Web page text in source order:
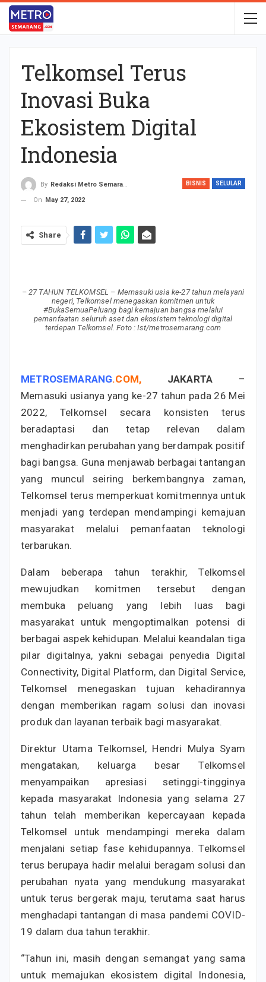
Telkomsel Terus
Inovasi Buka
Ekosistem Digital
Indonesia
BISNIS SELULAR
By Redaksi Metro Semarang
On
May 27, 2022
Share
– 27 TAHUN TELKOMSEL – Memasuki usia ke-27 tahun melayani
negeri, Telkomsel menegaskan komitmen untuk
#BukaSemuaPeluang bagi kemajuan bangsa melalui
pemanfaatan seluruh aset dan ekosistem teknologi digital
terdepan Telkomsel. Foto : Ist/metrosemarang.com
METROSEMARANG.COM, JAKARTA –
Memasuki usianya yang ke-27 tahun pada 26 Mei
2022, Telkomsel secara konsisten terus
beradaptasi dan tetap relevan dalam
menghadirkan perubahan yang berdampak positif
bagi bangsa. Guna menjawab berbagai tantangan
yang muncul seiring berkembangnya zaman,
Telkomsel terus memperkuat komitmennya untuk
menjadi yang terdepan mendampingi kemajuan
masyarakat melalui pemanfaatan teknologi
terbarukan.
Dalam beberapa tahun terakhir, Telkomsel
mewujudkan komitmen tersebut dengan
membuka peluang yang lebih luas bagi
masyarakat untuk mengoptimalkan potensi di
berbagai aspek kehidupan. Melalui keandalan tiga
pilar digitalnya, yakni sebagai penyedia Digital
Connectivity, Digital Platform, dan Digital Service,
Telkomsel menegaskan tujuan kehadirannya
dengan memberikan ragam solusi dan inovasi
produk dan layanan terbaik bagi masyarakat.
Direktur Utama Telkomsel, Hendri Mulya Syam
mengatakan, keluarga besar Telkomsel
menyampaikan apresiasi setinggi-tingginya
kepada masyarakat Indonesia yang selama 27
tahun telah memberikan kepercayaan kepada
Telkomsel untuk mendampingi mereka dalam
menjalani setiap fase kehidupannya. Telkomsel
terus berupaya hadir melalui beragam solusi dan
perubahan nyata yang mendukung masyarakat
untuk terus bergerak maju, terutama saat harus
menghadapi tantangan di masa pandemi COVID-
19 dalam dua tahun terakhir.
“Tahun ini, masih dengan semangat yang sama
untuk memajukan ekosistem digital Indonesia,